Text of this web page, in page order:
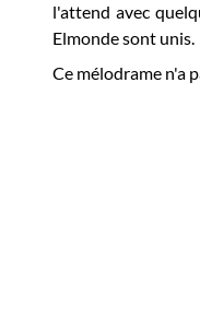
l'attend avec
Elmonde sont unis.
Ce mélodrame n'a